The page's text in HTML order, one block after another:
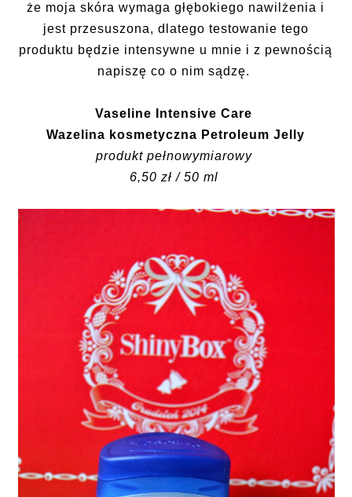
że moja skóra wymaga głębokiego nawilżenia i
jest przesuszona, dlatego testowanie tego
produktu będzie intensywne u mnie i z pewnością
napiszę co o nim sądzę.
Vaseline Intensive Care
Wazelina kosmetyczna Petroleum Jelly
produkt pełnowymiarowy
6,50 zł / 50 ml